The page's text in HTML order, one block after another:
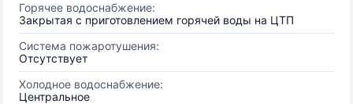
Горячее водоснабжение:
Закрытая с приготовлением горячей воды на ЦТП
Система пожаротушения:
Отсутствует
Холодное водоснабжение:
Центральное